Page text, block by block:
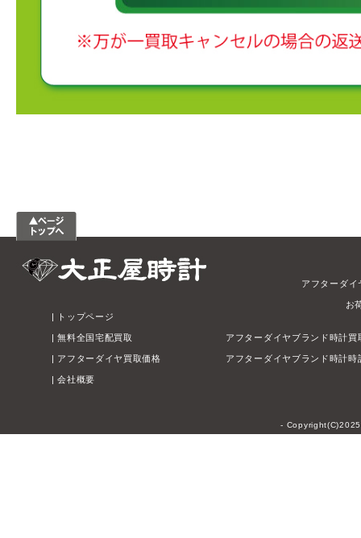
トップページ
|無料全国宅配買取
アフターダイヤ買取価格
|会社概要
アフターダイ
お
アフターダイヤブランド時計買
アフターダイヤブランド時計時
-